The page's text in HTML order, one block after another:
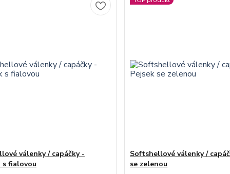
válenky / capáčky -
fialovou
Softshellové válenky /
se zelenou